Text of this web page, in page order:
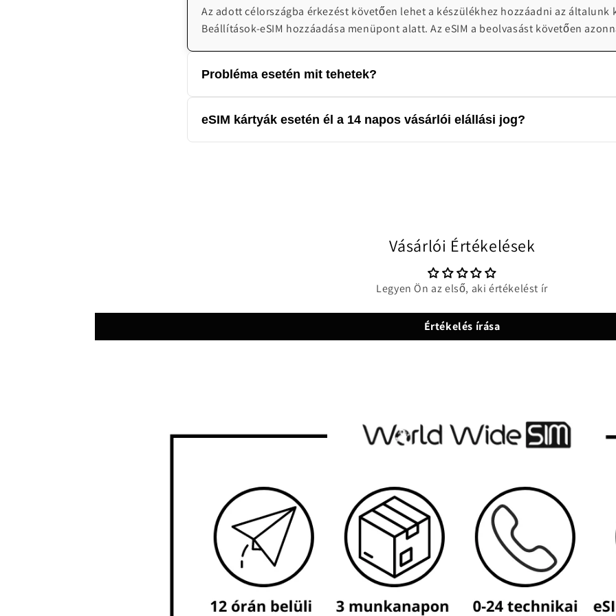
Az adott célországba érkezést követően lehet a készülékhez hozzáadni az általunk
Beállítások-eSIM hozzáadása menüpont alatt. Az eSIM a beolvasást követően
Probléma esetén mit tehetek?
emailben H-V 08:00-24:00 elérhetőek vagyunk segítségnyújtásra:
eSIM kártyák esetén él a 14 napos vásárlói elállási jog?
Vásárlói Értékelések
Legyen Ön az első, aki értékelést ír
Értékelés írása